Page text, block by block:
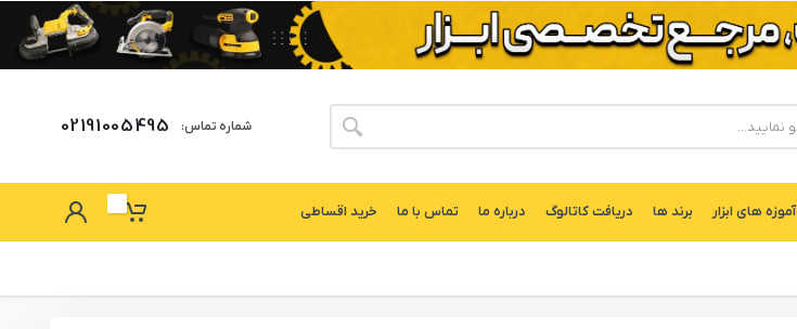
شماره تماس: 02191005495
آموزه های ابزار برند ها دریافت کاتالوگ درباره ما تماس با ما خرید اقساطی